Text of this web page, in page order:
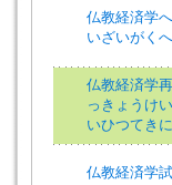
仏教経済学
いざいがく
仏教経済学
っきょうけ
いひつてきに
仏教経済学